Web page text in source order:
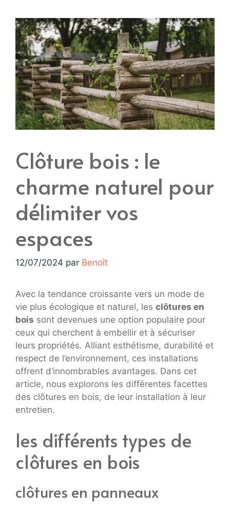
Clôture bois : le
charme naturel pour
délimiter vos
espaces
12/07/2024 par Benoît
Avec la tendance croissante vers un mode de
vie plus écologique et naturel, les clôtures en
bois sont devenues une option populaire pour
ceux qui cherchent à embellir et à sécuriser
leurs propriétés. Alliant esthétisme, durabilité et
respect de l’environnement, ces installations
offrent d’innombrables avantages. Dans cet
article, nous explorons les différentes facettes
des clôtures en bois, de leur installation à leur
entretien.
les différents types de
clôtures en bois
clôtures en panneaux